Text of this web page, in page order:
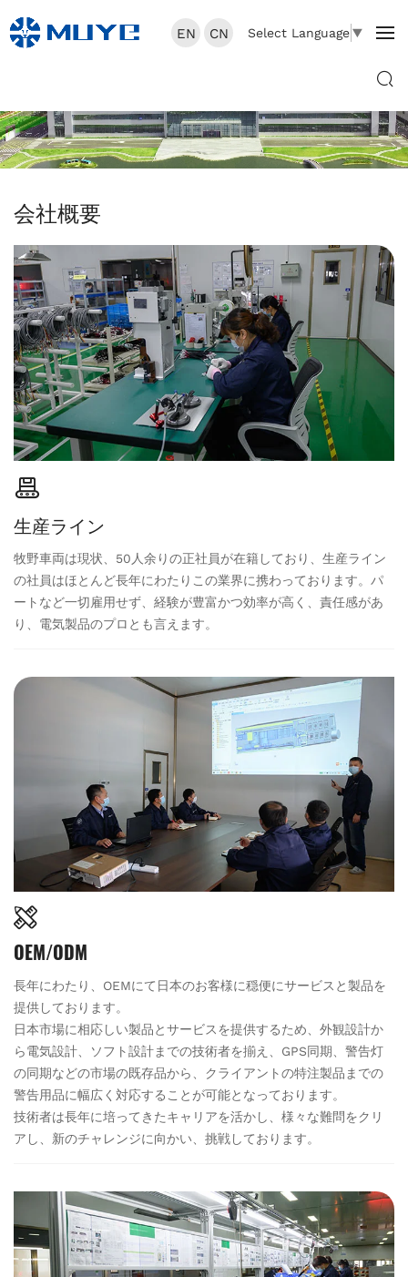
Select Language▼
EN CN
会社概要
生産ライン
牧野車両は現状、50人余りの正社員が在籍しており、生産ライン
の社員はほとんど長年にわたりこの業界に携わっております。パ
ートなど一切雇用せず、経験が豊富かつ効率が高く、責任感があ
り、電気製品のプロとも言えます。
OEM/ODM
長年にわたり、OEMにて日本のお客様に穏便にサービスと製品を
提供しております。
日本市場に相応しい製品とサービスを提供するため、外観設計か
ら電気設計、ソフト設計までの技術者を揃え、GPS同期、警告灯
の同期などの市場の既存品から、クライアントの特注製品までの
警告用品に幅広く対応することが可能となっております。
技術者は長年に培ってきたキャリアを活かし、様々な難問をクリ
アし、新のチャレンジに向かい、挑戦しております。